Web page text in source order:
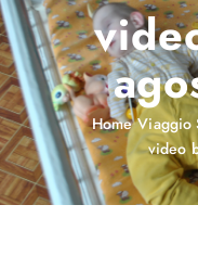
Home Viaggio
video